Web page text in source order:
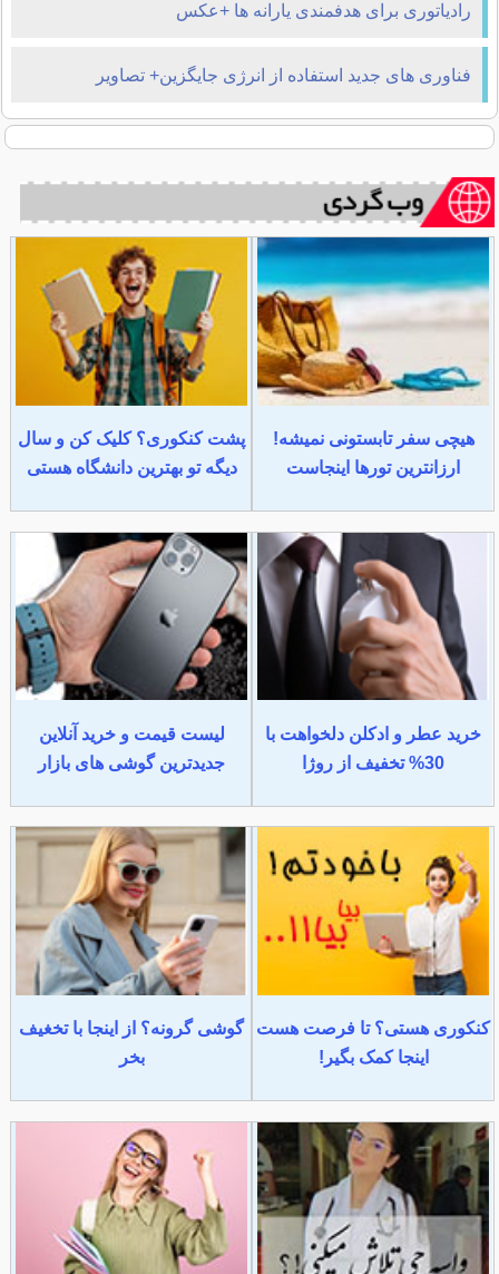
رادیاتوری برای هدفمندی یارانه ها +عکس
فناوری های جدید استفاده از انرژی جایگزین+ تصاویر
هیچی سفر تابستونی نمیشه!
ارزانترین تورها اینجاست
پشت کنکوری؟ کلیک کن و سال
دیگه تو بهترین دانشگاه هستی
خرید عطر و ادکلن دلخواهت با
30% تخفیف از روژا
لیست قیمت و خرید آنلاین
جدیدترین گوشی های بازار
کنکوری هستی؟ تا فرصت هست
اینجا کمک بگیر!
گوشی گرونه؟ از اینجا با تخغیف
بخر